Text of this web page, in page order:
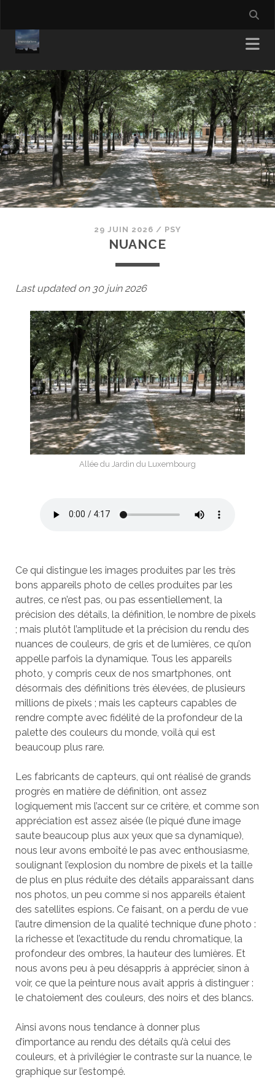
29 JUIN 2026 / PSY
NUANCE
Last updated on 30 juin 2026
Allée du Jardin du Luxembourg
Ce qui distingue les images produites par les très
bons appareils photo de celles produites par les
autres, ce n’est pas, ou pas essentiellement, la
précision des détails, la définition, le nombre de pixels
; mais plutôt l’amplitude et la précision du rendu des
nuances de couleurs, de gris et de lumières, ce qu’on
appelle parfois la dynamique. Tous les appareils
photo, y compris ceux de nos smartphones, ont
désormais des définitions très élevées, de plusieurs
millions de pixels ; mais les capteurs capables de
rendre compte avec fidélité de la profondeur de la
palette des couleurs du monde, voilà qui est
beaucoup plus rare.
Les fabricants de capteurs, qui ont réalisé de grands
progrès en matière de définition, ont assez
logiquement mis l’accent sur ce critère, et comme son
appréciation est assez aisée (le piqué d’une image
saute beaucoup plus aux yeux que sa dynamique),
nous leur avons emboîté le pas avec enthousiasme,
soulignant l’explosion du nombre de pixels et la taille
de plus en plus réduite des détails apparaissant dans
nos photos, un peu comme si nos appareils étaient
des satellites espions. Ce faisant, on a perdu de vue
l’autre dimension de la qualité technique d’une photo :
la richesse et l’exactitude du rendu chromatique, la
profondeur des ombres, la hauteur des lumières. Et
nous avons peu à peu désappris à apprécier, sinon à
voir, ce que la peinture nous avait appris à distinguer :
le chatoiement des couleurs, des noirs et des blancs.
Ainsi avons nous tendance à donner plus
d’importance au rendu des détails qu’à celui des
couleurs, et à privilégier le contraste sur la nuance, le
graphique sur l’estompé.